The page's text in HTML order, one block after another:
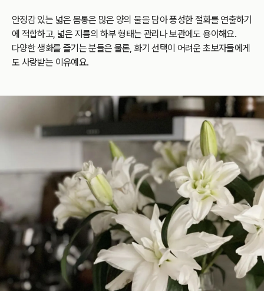
안정감 있는 넓은 몸통은 많은 양의 물을 담아 풍성한 절화를 연출하기
에 적합하고, 넓은 지름의 하부 형태는 관리나 보관에도 용이해요.
다양한 생화를 즐기는 분들은 물론, 화기 선택이 어려운 초보자들에게
도 사랑받는 이유예요.